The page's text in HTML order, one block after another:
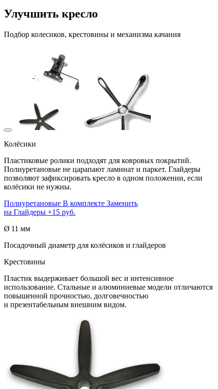
Улучшить кресло
Подбор колесиков, крестовины и механизма качания
Колёсики
Пластиковые ролики подходят для ковровых покрытий.
Полиуретановые не царапают ламинат и паркет. Глайдеры
позволяют зафиксировать кресло в одном положении, если
колёсики не нужны.
Полиуретановые В комплекте Заменить
на Глайдеры +15 руб.
Ø 11 мм
Посадочный диаметр для колёсиков и глайдеров
Крестовины
Пластик выдерживает большой вес и интенсивное
использование. Стальные и алюминиевые модели отличаются
повышенной прочностью, долговечностью
и презентабельным внешним видом.